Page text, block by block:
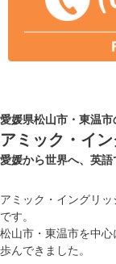
愛媛県松山市・東温
アミック・イ
愛媛から世界へ、英語
アミック・イングリ
です。
松山市・東温市を中
歩んできました。